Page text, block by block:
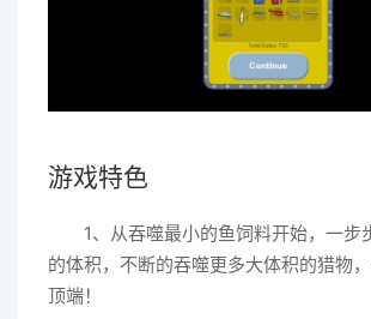
游戏特色
1、从吞噬最小的鱼饲料开始，一步
的体积，不断的吞噬更多大体积的猎物
顶端！